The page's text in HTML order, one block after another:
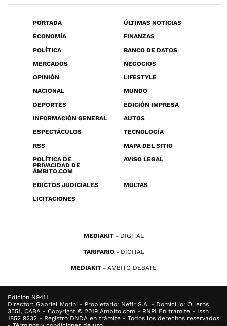
PORTADA
ÚLTIMAS NOTICIAS
ECONOMÍA
FINANZAS
POLÍTICA
BANCO DE DATOS
MERCADOS
NEGOCIOS
OPINIÓN
LIFESTYLE
NACIONAL
MUNDO
DEPORTES
EDICIÓN IMPRESA
INFORMACIÓN GENERAL
AUTOS
ESPECTÁCULOS
TECNOLOGÍA
RSS
MAPA DEL SITIO
POLÍTICA DE
PRIVACIDAD DE
ÁMBITO.COM
AVISO LEGAL
EDICTOS JUDICIALES
MULTAS
LICITACIONES
MEDIAKIT DIGITAL
TARIFARIO DIGITAL
MEDIAKIT AMBITO DEBATE
Edición N9411
Director: Gabriel Morini - Propietario: Nefir S.A. - Domicilio: Olleros
3551, CABA - Copyright © 2019 Ambito.com - RNPI En trámite - Issn
1852 9232 - Registro DNDA en trámite - Todos los derechos reservados